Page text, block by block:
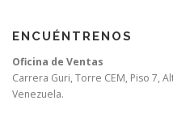
ENCUÉNTRENOS
Oficina de Ventas
Carrera Guri, Torre CEM, Piso 7,
Venezuela.